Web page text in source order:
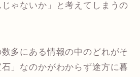
ゃないか」と考えてしまうの
多にある情報の中のどれがそ
」なのかがわからず途方に暮